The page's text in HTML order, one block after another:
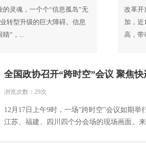
的灵魂，一个个“信息孤岛”无
转型升级的巨大障碍。信息
睛”，...
改革开
加，近
高，带
全国政协召开“跨时空”会议 聚焦
浏览次数：29次
12月17日上午9时，一场“跨时空”会议如期
江苏、福建、四川四个分会场的现场画面。